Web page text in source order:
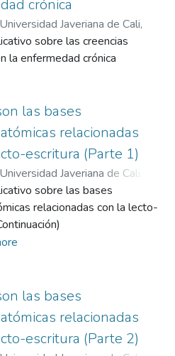
crónica
Javeriana de Cali,
Sánchez, Diego Emiro
sobre las creencias
la enfermedad crónica
las bases
relacionadas
escritura (Parte 1)
Javeriana de Cali
Ruiz, Natalia;Quijano
Cristina
sobre las bases
relacionadas con la lecto-
las bases
relacionadas
escritura (Parte 2)